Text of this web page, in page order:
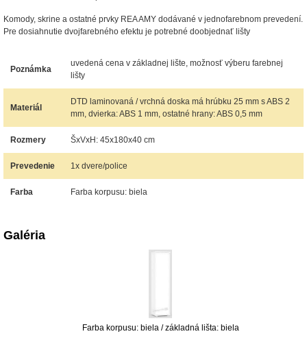
Komody, skrine a ostatné prvky REA AMY dodávané v jednofarebnom prevedení.
Pre dosiahnutie dvojfarebného efektu je potrebné doobjednať lišty
Poznámka
uvedená cena v základnej lište, možnosť výberu farebnej
lišty
Materiál
DTD laminovaná / vrchná doska má hrúbku 25 mm s ABS 2
mm, dvierka: ABS 1 mm, ostatné hrany: ABS 0,5 mm
Rozmery ŠxVxH: 45x180x40 cm
Prevedenie 1x dvere/police
Farba Farba korpusu: biela
Galéria
Farba korpusu: biela / základná lišta: biela